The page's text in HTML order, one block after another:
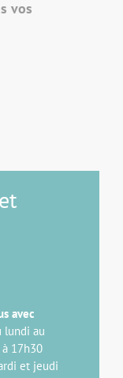
vos
avec
lundi au
17h30
et jeudi